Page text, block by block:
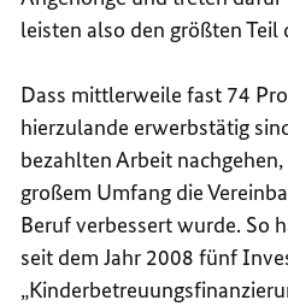
leisten also den größten
Dass mittlerweile fast 74
hierzulande erwerbstätig
bezahlten Arbeit
großem Umfang die
Beruf verbessert wurde. So
seit dem Jahr 2008 fünf